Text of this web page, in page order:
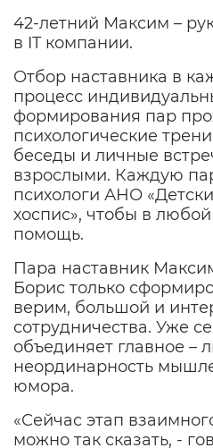
42-летний Максим –
в IT компании.
Отбор наставника в
процесс
формирования пар
психологические
беседы и личные
взрослыми. Каждую
психологи АНО
хоспис», чтобы в
помощь.
Пара наставник
Борис только
верим, большой и
сотрудничества. Уже
объединяет главное –
неординарность
юмора.
«Сейчас этап
можно так сказать, -